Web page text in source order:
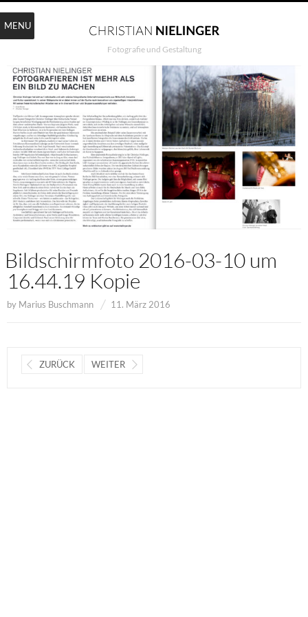
Fotografie und Gestaltung
Bildschirmfoto 2016-03-10 um
16.44.19 Kopie
by Marius Buschmann 11. März 2016
ZURÜCK WEITER
MENU